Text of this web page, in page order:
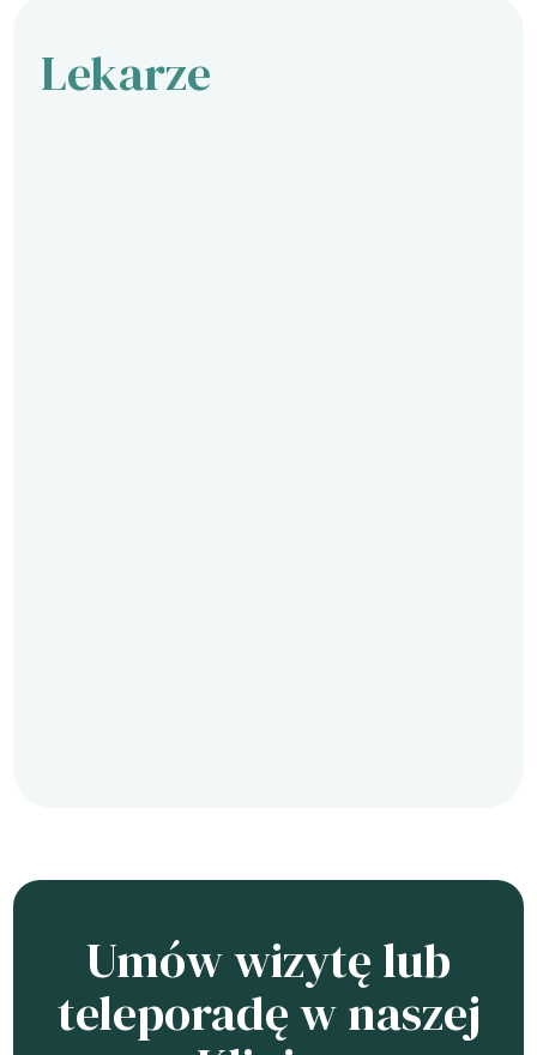
Lekarze
Umów wizytę lub
teleporadę w naszej